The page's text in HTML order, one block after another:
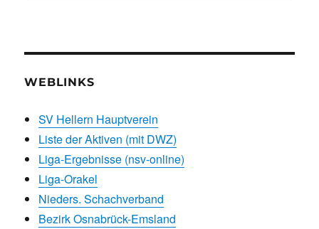
WEBLINKS
SV Hellern Hauptverein
Liste der Aktiven (mit DWZ)
Liga-Ergebnisse (nsv-online)
Liga-Orakel
Nieders. Schachverband
Bezirk Osnabrück-Emsland